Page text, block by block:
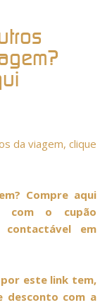
da viagem, clique
Compre aqui
com o cupão
contactável em
por este link tem,
desconto com a